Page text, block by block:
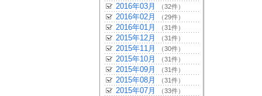
2016年03月 （32件）
2016年02月 （29件）
2016年01月 （31件）
2015年12月 （31件）
2015年11月 （30件）
2015年10月 （31件）
2015年09月 （31件）
2015年08月 （31件）
2015年07月 （33件）